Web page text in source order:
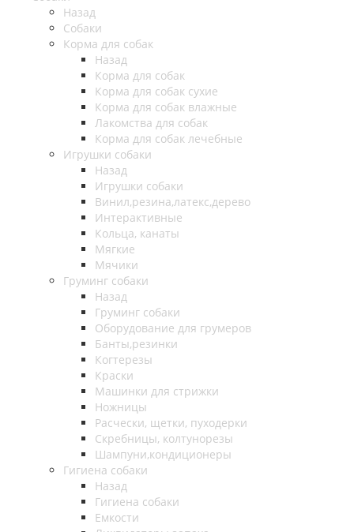
Назад
Собаки
Корма для собак
Назад
Корма для собак
Корма для собак сухие
Корма для собак влажные
Лакомства для собак
Корма для собак лечебные
Игрушки собаки
Назад
Игрушки собаки
Винил,резина,латекс,дерево
Интерактивные
Кольца, канаты
Мягкие
Мячики
Груминг собаки
Назад
Груминг собаки
Оборудование для грумеров
Банты,резинки
Когтерезы
Краски
Машинки для стрижки
Ножницы
Расчески, щетки, пуходерки
Скребницы, колтунорезы
Шампуни,кондиционеры
Гигиена собаки
Назад
Гигиена собаки
Емкости